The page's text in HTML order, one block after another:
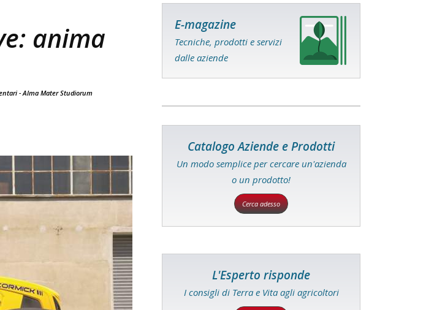
anima
- Alma Mater Studiorum
E-magazine
Tecniche, prodotti e servizi
dalle aziende
Catalogo Aziende e Prodotti
Un modo semplice per cercare un'azienda
o un prodotto!
Cerca adesso
L'Esperto risponde
I consigli di Terra e Vita agli agricoltori